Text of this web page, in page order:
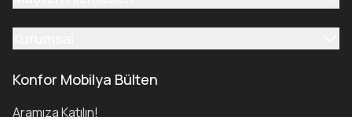
Konfor Mobilya Bülten
Aramıza Katılın!